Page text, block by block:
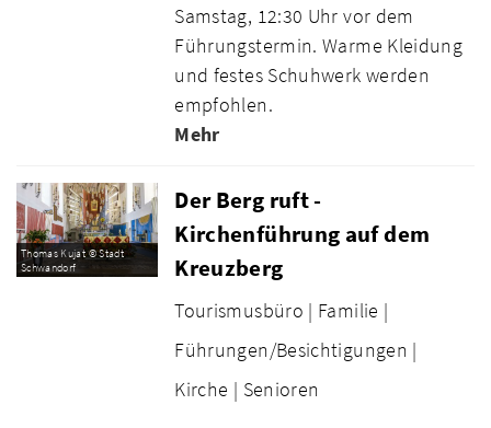
Samstag, 12:30 Uhr vor dem
Führungstermin. Warme Kleidung
und festes Schuhwerk werden
empfohlen.
Mehr
Thomas Kujat © Stadt
Schwandorf
Der Berg ruft -
Kirchenführung auf dem
Kreuzberg
Tourismusbüro | Familie |
Führungen/Besichtigungen |
Kirche | Senioren